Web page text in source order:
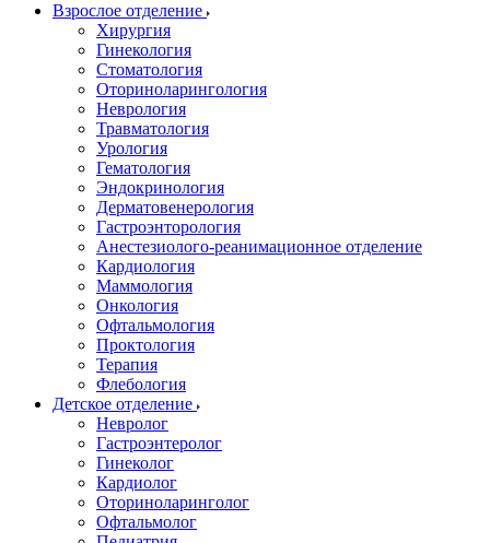
Взрослое отделение
Хирургия
Гинекология
Стоматология
Оториноларингология
Неврология
Травматология
Урология
Гематология
Эндокринология
Дерматовенерология
Гастроэнторология
Анестезиолого-реанимационное отделение
Кардиология
Маммология
Онкология
Офтальмология
Проктология
Терапия
Флебология
Детское отделение
Невролог
Гастроэнтеролог
Гинеколог
Кардиолог
Оториноларинголог
Офтальмолог